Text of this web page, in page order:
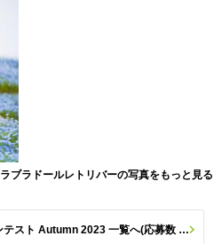
ラブラドールレトリバーの写真をもっと見る
イヌトミィ モデル犬フォトコンテスト Autumn 2023 一覧へ(応募数 284枚)